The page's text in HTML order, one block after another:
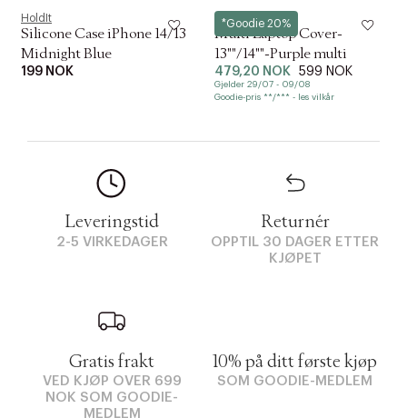
HoldIt
Silicone Case iPhone 14/13
Midnight Blue
199 NOK
*Goodie 20%
Hay
Multi Laptop Cover-
13""/14""-Purple multi
479,20 NOK 599 NOK
Gjelder 29/07 - 09/08
Goodie-pris **/*** - les vilkår
Leveringstid
2-5 VIRKEDAGER
Returnér
OPPTIL 30 DAGER ETTER
KJØPET
Gratis frakt
VED KJØP OVER 699
NOK SOM GOODIE-
MEDLEM
10% på ditt første kjøp
SOM GOODIE-MEDLEM